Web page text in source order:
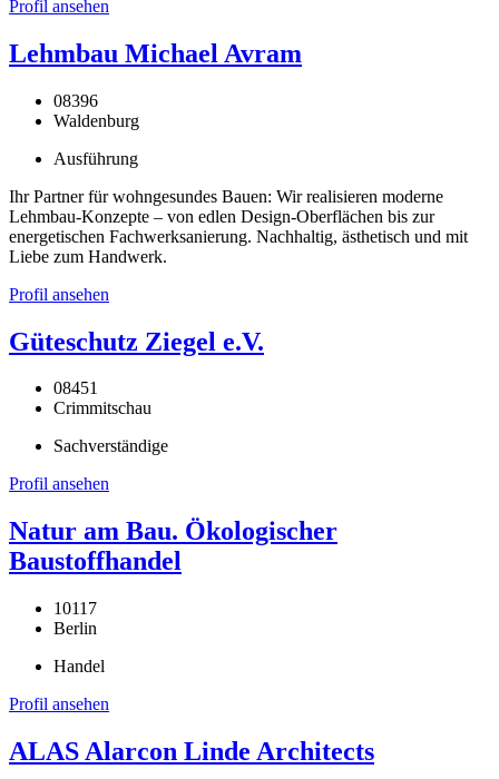
Profil ansehen
Lehmbau Michael Avram
08396
Waldenburg
Ausführung
Ihr Partner für wohngesundes Bauen: Wir realisieren moderne
Lehmbau-Konzepte – von edlen Design-Oberflächen bis zur
energetischen Fachwerksanierung. Nachhaltig, ästhetisch und mit
Liebe zum Handwerk.
Profil ansehen
Güteschutz Ziegel e.V.
08451
Crimmitschau
Sachverständige
Profil ansehen
Natur am Bau. Ökologischer
Baustoffhandel
10117
Berlin
Handel
Profil ansehen
ALAS Alarcon Linde Architects